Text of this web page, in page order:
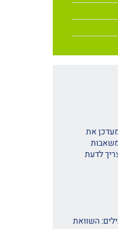
את
לדעת
השוואת